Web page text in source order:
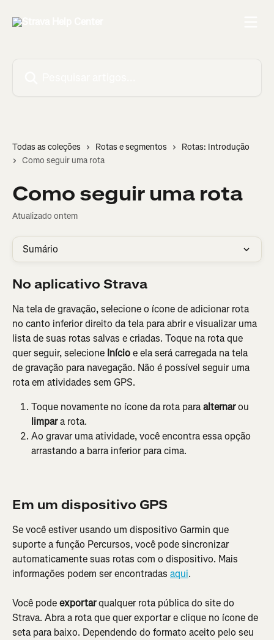
Todas as coleções Rotas e segmentos
Rotas: Introdução
Como seguir uma rota
Como seguir uma rota
Atualizado ontem
Sumário
No aplicativo Strava
Na tela de gravação, selecione o ícone de adicionar rota
no canto inferior direito da tela para abrir e visualizar uma
lista de suas rotas salvas e criadas. Toque na rota que
quer seguir, selecione Início e ela será carregada na tela
de gravação para navegação. Não é possível seguir uma
rota em atividades sem GPS.
Toque novamente no ícone da rota para alternar ou
limpar a rota.
Ao gravar uma atividade, você encontra essa opção
arrastando a barra inferior para cima.
Em um dispositivo GPS
Se você estiver usando um dispositivo Garmin que
suporte a função Percursos, você pode sincronizar
automaticamente suas rotas com o dispositivo. Mais
informações podem ser encontradas aqui.
Você pode exportar qualquer rota pública do site do
Strava. Abra a rota que quer exportar e clique no ícone de
seta para baixo. Dependendo do formato aceito pelo seu